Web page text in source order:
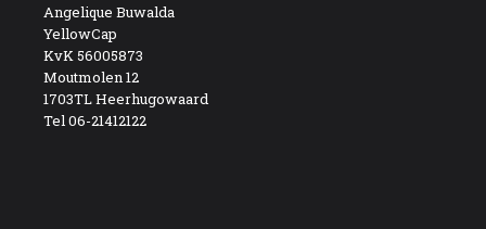
Angelique Buwalda
YellowCap
KvK 56005873
Moutmolen 12
1703TL Heerhugowaard
Tel 06-21412122